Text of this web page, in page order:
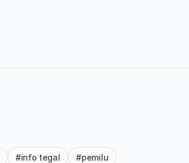
#info tegal #pemilu